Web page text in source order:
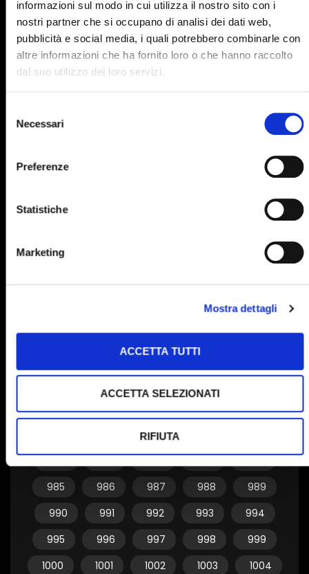
informazioni sul modo in cui utilizza il nostro sito con i
nostri partner che si occupano di analisi dei dati web,
pubblicità e social media, i quali potrebbero combinarle con
altre informazioni che ha fornito loro o che hanno raccolto
dal suo utilizzo dei loro servizi.
delNecessari
Preferenze
Statistiche
Marketing
Mostra dettagli
ACCETTA TUTTI
ACCETTA SELEZIONATI
RIFIUTA
900
901 902 903
904
905
906 907
915
925
929
940
944
953
954
955
956 957 958
959
962 963
970
971 972 973
974
977
985
986 987 988
989
990
991 992 993
994
995
996 997 998
999
1000
1001 1002 1003
1004